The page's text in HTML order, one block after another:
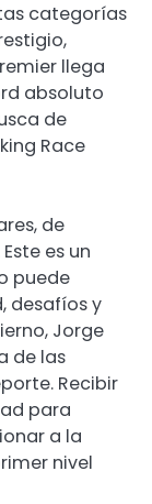
categorías
llega
absoluto
de
Race
de
es un
puede
desafíos y
Jorge
de las
Recibir
para
a la
nivel